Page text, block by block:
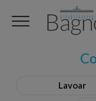
Lavoar